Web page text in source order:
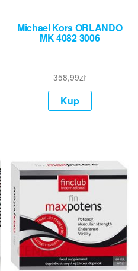
Michael Kors ORLANDO
MK 4082 3006
358,99zł
Kup